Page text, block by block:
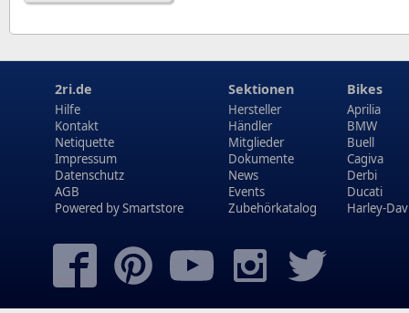
2ri.de
Hilfe
Kontakt
Netiquette
Impressum
Datenschutz
AGB
Powered bySmartstore
Sektionen
Hersteller
Händler
Mitglieder
Dokumente
News
Events
Zubehörkatalog
Bikes
Aprilia
BMW
Buell
Cagiva
Derbi
Ducati
Harley-